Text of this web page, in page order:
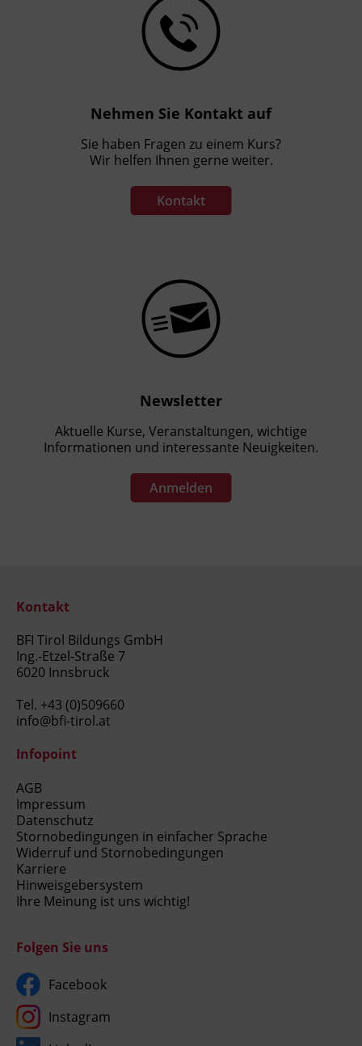
Nehmen Sie Kontakt auf
Sie haben Fragen zu einem Kurs?
Wir helfen Ihnen gerne weiter.
Kontakt
Newsletter
Aktuelle Kurse, Veranstaltungen, wichtige
Informationen und interessante Neuigkeiten.
Anmelden
Kontakt
BFI Tirol Bildungs GmbH
Ing.-Etzel-Straße 7
6020 Innsbruck
Tel. +43 (0)509660
info@bfi-tirol.at
Infopoint
AGB
Impressum
Datenschutz
Stornobedingungen in einfacher Sprache
Widerruf und Stornobedingungen
Karriere
Hinweisgebersystem
Ihre Meinung ist uns wichtig!
Folgen Sie uns
Facebook
Instagram